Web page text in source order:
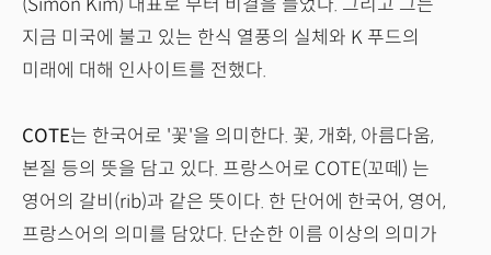
(Simon Kim) 대표로 부터 비결을 들었다. 그리고 그는
지금 미국에 불고 있는 한식 열풍의 실체와 K 푸드의
미래에 대해 인사이트를 전했다.
COTE는 한국어로 '꽃'을 의미한다. 꽃, 개화, 아름다움,
본질 등의 뜻을 담고 있다. 프랑스어로 COTE(꼬떼) 는
영어의 갈비(rib)과 같은 뜻이다. 한 단어에 한국어, 영어,
프랑스어의 의미를 담았다. 단순한 이름 이상의 의미가